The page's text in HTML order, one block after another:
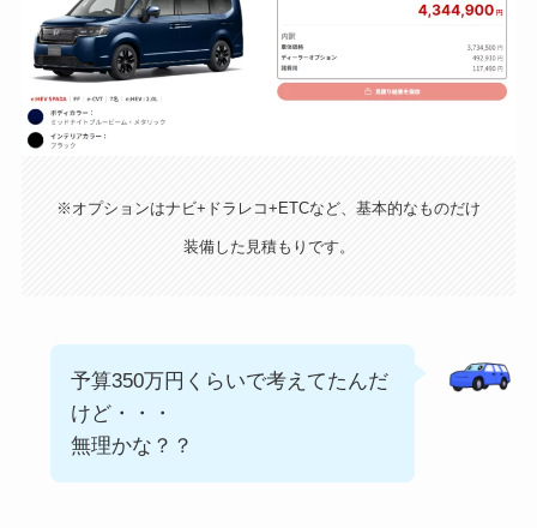
※オプションはナビ+ドラレコ+ETCなど、基本的なものだけ
装備した見積もりです。
予算350万円くらいで考えてたんだ
けど・・・
無理かな？？